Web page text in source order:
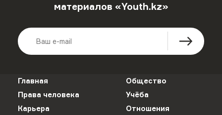
материалов «Youth.kz»
Главная
Общество
Права человека
Учёба
Карьера
Отношения